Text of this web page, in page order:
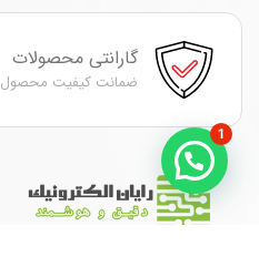
گارانتی محصولات
ضمانت کیفیت محصول
1